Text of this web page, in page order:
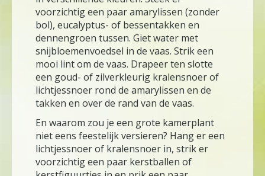
voorzichtig een paar amarylissen (zonder
bol), eucalyptus- of bessentakken en
dennengroen tussen. Giet water met
snijbloemenvoedsel in de vaas. Strik een
mooi lint om de vaas. Drapeer ten slotte
een goud- of zilverkleurig kralensnoer of
lichtjessnoer rond de amarylissen en de
takken en over de rand van de vaas.
En waarom zou je een grote kamerplant
niet eens feestelijk versieren? Hang er een
lichtjessnoer of kralensnoer in, strik er
voorzichtig een paar kerstballen of